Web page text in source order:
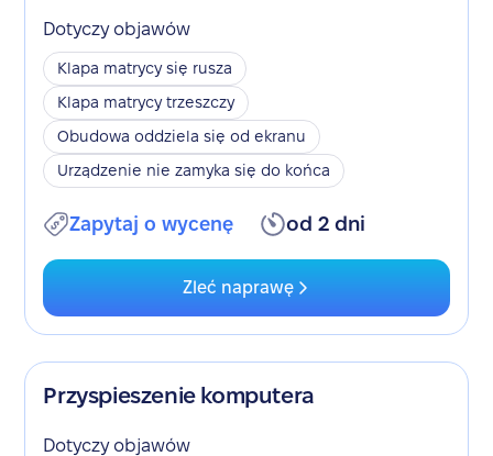
Dotyczy objawów
Klapa matrycy się rusza
Klapa matrycy trzeszczy
Obudowa oddziela się od ekranu
Urządzenie nie zamyka się do końca
Zapytaj o wycenę od 2 dni
Zleć naprawę
Przyspieszenie komputera
Dotyczy objawów